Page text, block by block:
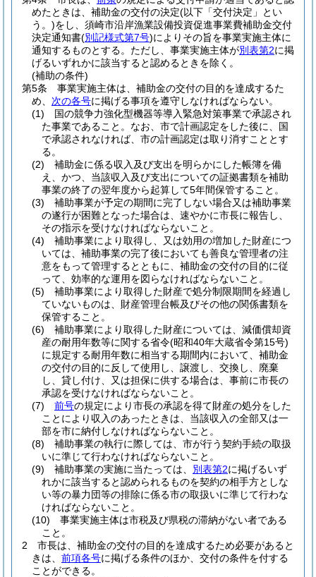
めたときは、補助金の交付の決定(以下「交付決定」とい
う。)をし、須崎市沿岸漁業設備投資促進事業費補助金交付
決定通知書(別記様式第7号)によりその旨を事業実施主体に
通知するものとする。 ただし、事業実施主体が別表第2に掲
げるいずれかに該当すると認めるときを除く。
(補助の条件)
第5条
事業実施主体は、補助金の交付の目的を達成するた
め、 次の各号に掲げる事項を遵守しなければならない。
(1)
国の競争力強化型機器等導入緊急対策事業で承認され
た事業であること。 なお、市で計画認定をした後に、国
で承認されなければ、市の計画認定は取り消すこととす
る。
(2)
補助金に係る収入及び支出を明らかにした帳簿を備
え、かつ、当該収入及び支出についての証拠書類を補助
事業の終了の翌年度から起算して5年間保管すること。
(3)
補助事業が予定の期間に完了しない場合又は補助事業
の遂行が困難となった場合は、速やかに市長に報告し、
その指示を受けなければならないこと。
(4)
補助事業により取得し、又は効用の増加した財産につ
いては、補助事業の完了後においても善良な管理者の注
意をもって管理するとともに、補助金の交付の目的に従
って、効率的な運用を図らなければならないこと。
(5)
補助事業により取得した財産で処分制限期間を経過し
ていないものは、財産管理台帳及びその他の関係書類を
保管すること。
(6)
補助事業により取得した財産については、減価償却資
産の耐用年数等に関する省令(昭和40年大蔵省令第15号)
に規定する耐用年数に相当する期間内において、補助金
の交付の目的に反して使用し、譲渡し、交換し、廃棄
し、貸し付け、又は担保に供する場合は、事前に市長の
承認を受けなければならないこと。
(7)
前号の規定により市長の承認を得て財産の処分をした
ことにより収入のあったときは、当該収入の全部又は一
部を市に納付しなければならないこと。
(8)
補助事業の執行に際しては、市が行う契約手続の取扱
いに準じて行わなければならないこと。
(9)
補助事業の実施に当たっては、 別表第2に掲げるいず
れかに該当すると認められるものを契約の相手方としな
い等の暴力団等の排除に係る市の取扱いに準じて行わな
ければならないこと。
(10)
事業実施主体は市税及び県税の滞納がない者である
こと。
2
市長は、補助金の交付の目的を達成するため必要があると
きは、 前項各号に掲げる条件のほか、交付の条件を付する
ことができる。